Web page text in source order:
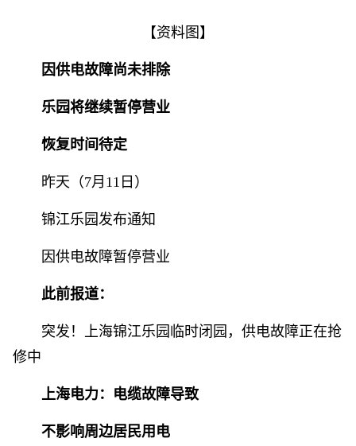
【资料图】
因供电故障尚未排除
乐园将继续暂停营业
恢复时间待定
昨天（7月11日）
锦江乐园发布通知
因供电故障暂停营业
此前报道：
突发！上海锦江乐园临时闭园，供电故障正在抢
修中
上海电力： 电缆故障导致
不影响周边居民用电